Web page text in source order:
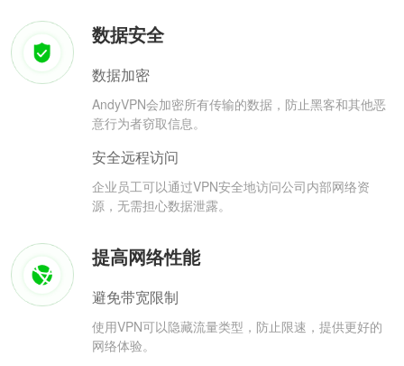
数据安全
数据加密
AndyVPN会加密所有传输的数据，防止黑客和其他恶
意行为者窃取信息。
安全远程访问
企业员工可以通过VPN安全地访问公司内部网络资
源，无需担心数据泄露。
提高网络性能
避免带宽限制
使用VPN可以隐藏流量类型，防止限速，提供更好的
网络体验。